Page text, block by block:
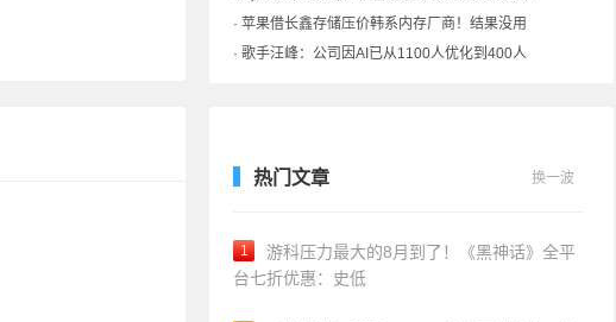
苹果借长鑫存储压价韩系内存厂商！结果没用
歌手汪峰：公司因AI已从1100人优化到400人
热门文章 换一波
1
游科压力最大的8月到了！《黑神话》全平
台七折优惠：史低